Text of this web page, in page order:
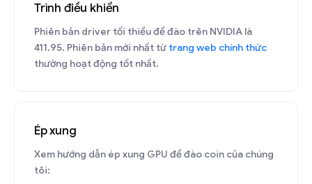
Trình điều khiển
Phiên bản driver tối thiểu để đào trên NVIDIA là
411.95. Phiên bản mới nhất từ trang web chính thức
thường hoạt động tốt nhất.
Ép xung
Xem hướng dẫn ép xung GPU để đào coin của chúng
tôi: